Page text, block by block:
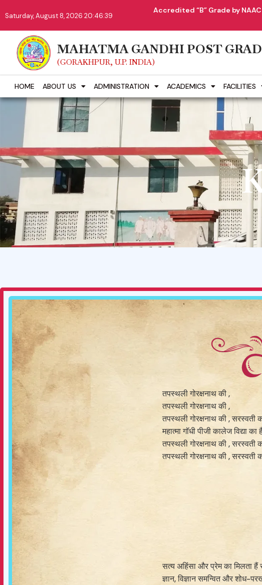
Saturday, August 8, 2026 20:46:40
Accredited “B” Grade by
MAHATMA GANDHI POST
(GORAKHPUR, U.P. INDIA)
HOME ABOUT US ADMINISTRATION ACADEMICS FACILITIES
तपस्थली गोरक्षनाथ की ,
तपस्थली गोरक्षनाथ की ,
तपस्थली गोरक्षनाथ की , सरस्वती
महात्मा गॉधी पीजी कालेज विद्या का
तपस्थली गोरक्षनाथ की , सरस्वती
तपस्थली गोरक्षनाथ की , सरस्वती
सत्य अहिंसा और प्रेम का मिलता हैं
ज्ञान, विज्ञान समन्वित और शोध-